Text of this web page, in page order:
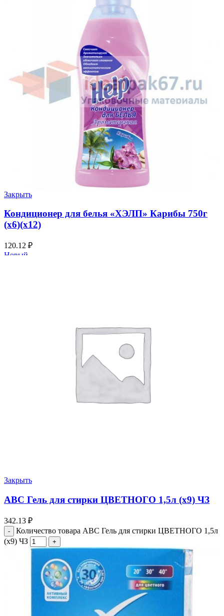
Закрыть
Кондиционер для белья «ХЭЛП» Карибы 750г
(х6)(х12)
120.12 ₽
Новый
Закрыть
АВС Гель для стирки ЦВЕТНОГО 1,5л (х9) ЧЗ
342.13 ₽
Количество товара АВС Гель для стирки ЦВЕТНОГО 1,5л
(х9) ЧЗ